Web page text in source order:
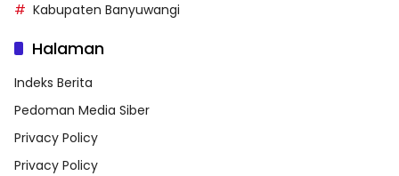
Kabupaten Banyuwangi
Halaman
Indeks Berita
Pedoman Media Siber
Privacy Policy
Privacy Policy